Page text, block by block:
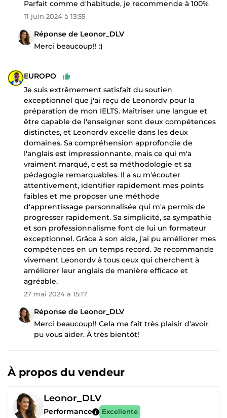
Parfait comme d'habitude, je recommende à 100%
11 juin 2024 à 13:55
Réponse de Leonor_DLV
Merci beaucoup!! :)
EUROPO
Je suis extrêmement satisfait du soutien
exceptionnel que j'ai reçu de Leonordv pour la
préparation de mon IELTS. Maîtriser une langue et
être capable de l'enseigner sont deux compétences
distinctes, et Leonordv excelle dans les deux
domaines. Sa compréhension approfondie de
l'anglais est impressionnante, mais ce qui m'a
vraiment marqué, c'est sa méthodologie et sa
pédagogie remarquables. Il a su m'écouter
attentivement, identifier rapidement mes points
faibles et me proposer une méthode
d'apprentissage personnalisée qui m'a permis de
progresser rapidement. Sa simplicité, sa sympathie
et son professionnalisme font de lui un formateur
exceptionnel. Grâce à son aide, j'ai pu améliorer mes
compétences en un temps record. Je recommande
vivement Leonordv à tous ceux qui cherchent à
améliorer leur anglais de manière efficace et
agréable.
27 mai 2024 à 15:17
Réponse de Leonor_DLV
Merci beaucoup!! Cela me fait très plaisir d'avoir
pu vous aider. À très bientôt!
À propos du vendeur
Leonor_DLV
Performance Excellente